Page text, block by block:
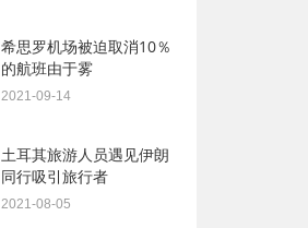
希思罗机场被迫取消10％
的航班由于雾
2021-09-14
土耳其旅游人员遇见伊朗
同行吸引旅行者
2021-08-05